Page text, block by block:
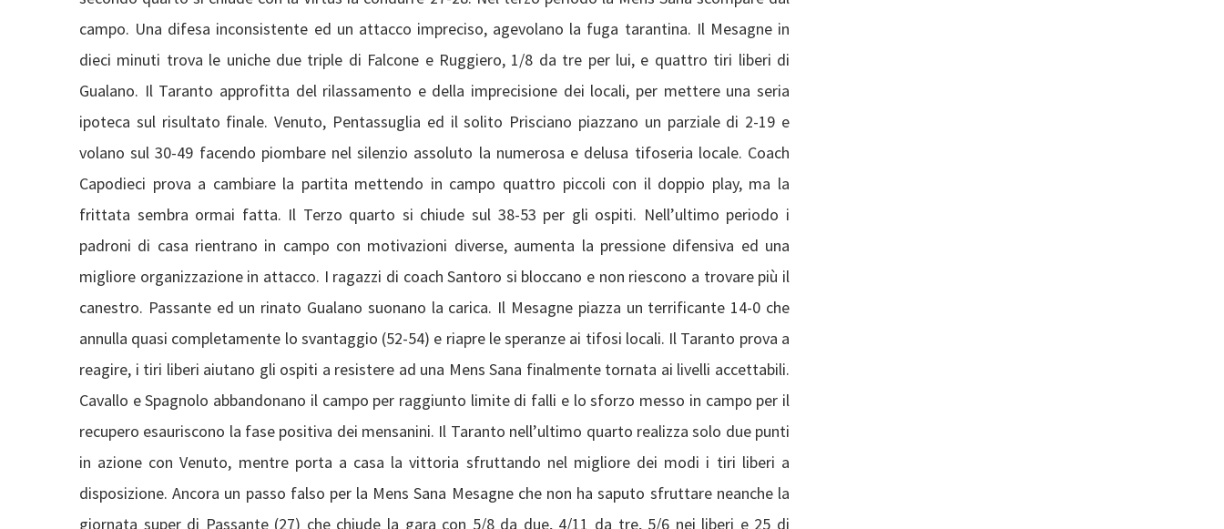
campo. Una difesa inconsistente ed un attacco impreciso, agevolano la fuga tarantina. Il Mesagne in
dieci minuti trova le uniche due triple di Falcone e Ruggiero, 1/8 da tre per lui, e quattro tiri liberi di
Gualano. Il Taranto approfitta del rilassamento e della imprecisione dei locali, per mettere una seria
ipoteca sul risultato finale. Venuto, Pentassuglia ed il solito Prisciano piazzano un parziale di 2-19 e
volano sul 30-49 facendo piombare nel silenzio assoluto la numerosa e delusa tifoseria locale. Coach
Capodieci prova a cambiare la partita mettendo in campo quattro piccoli con il doppio play, ma la
frittata sembra ormai fatta. Il Terzo quarto si chiude sul 38-53 per gli ospiti. Nell’ultimo periodo i
padroni di casa rientrano in campo con motivazioni diverse, aumenta la pressione difensiva ed una
migliore organizzazione in attacco. I ragazzi di coach Santoro si bloccano e non riescono a trovare più il
canestro. Passante ed un rinato Gualano suonano la carica. Il Mesagne piazza un terrificante 14-0 che
annulla quasi completamente lo svantaggio (52-54) e riapre le speranze ai tifosi locali. Il Taranto prova a
reagire, i tiri liberi aiutano gli ospiti a resistere ad una Mens Sana finalmente tornata ai livelli accettabili.
Cavallo e Spagnolo abbandonano il campo per raggiunto limite di falli e lo sforzo messo in campo per il
recupero esauriscono la fase positiva dei mensanini. Il Taranto nell’ultimo quarto realizza solo due punti
in azione con Venuto, mentre porta a casa la vittoria sfruttando nel migliore dei modi i tiri liberi a
disposizione. Ancora un passo falso per la Mens Sana Mesagne che non ha saputo sfruttare neanche la
giornata super di Passante (27) che chiude la gara con 5/8 da due, 4/11 da tre, 5/6 nei liberi e 25 di